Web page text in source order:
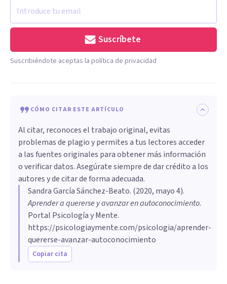
Suscríbete
Suscribiéndote aceptas la política de privacidad
CÓMO CITAR ESTE ARTÍCULO
Al citar, reconoces el trabajo original, evitas
problemas de plagio y permites a tus lectores acceder
a las fuentes originales para obtener más información
o verificar datos. Asegúrate siempre de dar crédito a los
autores y de citar de forma adecuada.
Sandra García Sánchez-Beato. (2020, mayo 4).
Aprender a quererse y avanzar en autoconocimiento.
Portal Psicología y Mente.
https://psicologiaymente.com/psicologia/aprender-
quererse-avanzar-autoconocimiento
Copiar cita